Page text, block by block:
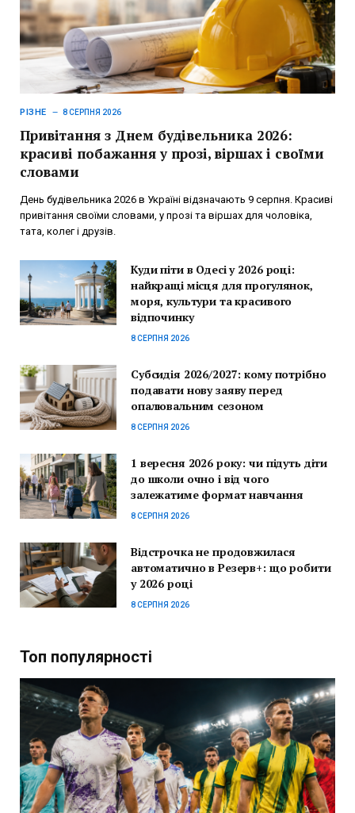
РІЗНЕ 8 СЕРПНЯ 2026
Привітання з Днем будівельника 2026:
красиві побажання у прозі, віршах і своїми
словами
День будівельника 2026 в Україні відзначають 9 серпня. Красиві
привітання своїми словами, у прозі та віршах для чоловіка,
тата, колег і друзів.
Куди піти в Одесі у 2026 році:
найкращі місця для прогулянок,
моря, культури та красивого
відпочинку
8 СЕРПНЯ 2026
Субсидія 2026/2027: кому потрібно
подавати нову заяву перед
опалювальним сезоном
8 СЕРПНЯ 2026
1 вересня 2026 року: чи підуть діти
до школи очно і від чого
залежатиме формат навчання
8 СЕРПНЯ 2026
Відстрочка не продовжилася
автоматично в Резерв+: що робити
у 2026 році
8 СЕРПНЯ 2026
Топ популярності